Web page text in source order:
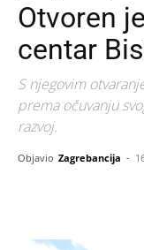
Otvoren
centar
S njegovim
prema očuvanju
razvoj.
Objavio Zagrebancija -